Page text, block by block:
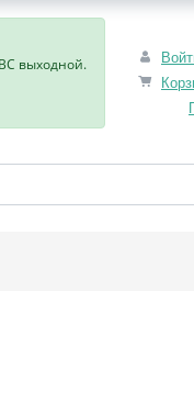
выходной.